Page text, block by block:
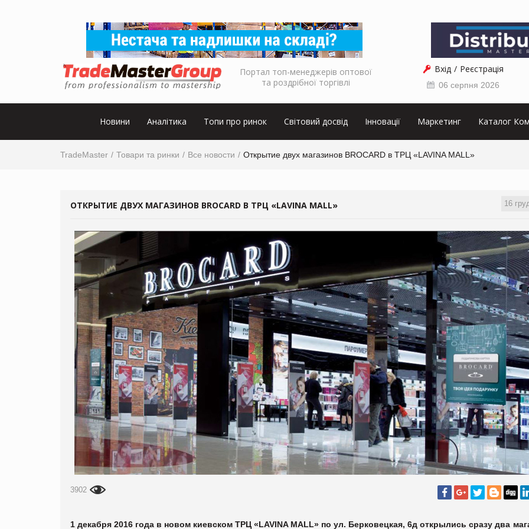
Портал топ-менеджерів оптової
та роздрібної торгівлі
Вхід Реєстрація
06 серпня 2026
Новини Аналітика Топи про ринок Світовий досвід Інновації Маркетинг Каталог
TradeMaster Товари та ринки Все новости Открытие двух магазинов BROCARD в ТРЦ «LAVINA MALL»
16
ОТКРЫТИЕ ДВУХ МАГАЗИНОВ BROCARD В ТРЦ «LAVINA MALL»
3902
1 декабря 2016 года в новом киевском ТРЦ «LAVINA MALL» по ул. Берковецкая, 6д открылись сразу два